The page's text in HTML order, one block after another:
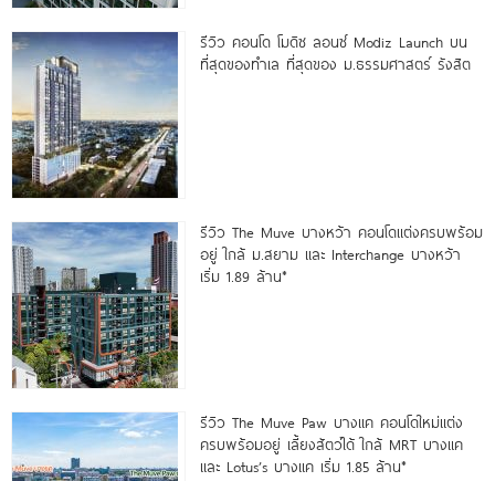
รีวิว คอนโด โมดิซ ลอนซ์ Modiz Launch บน
ที่สุดของทำเล ที่สุดของ ม.ธรรมศาสตร์ รังสิต
รีวิว The Muve บางหว้า คอนโดแต่งครบพร้อม
อยู่ ใกล้ ม.สยาม และ Interchange บางหว้า
เริ่ม 1.89 ล้าน*
รีวิว The Muve Paw บางแค คอนโดใหม่แต่ง
ครบพร้อมอยู่ เลี้ยงสัตว์ได้ ใกล้ MRT บางแค
และ Lotus’s บางแค เริ่ม 1.85 ล้าน*